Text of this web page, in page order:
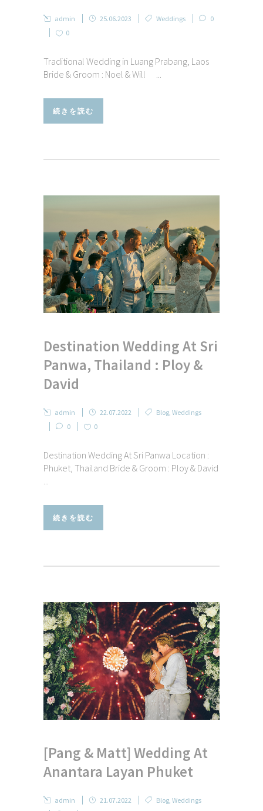
admin 25.06.2023 Weddings
0
0
Traditional Wedding in Luang Prabang, Laos
Bride & Groom : Noel & Will ...
続きを読む
Destination Wedding At Sri
Panwa, Thailand : Ploy &
David
admin 22.07.2022 Blog, Weddings
0
0
Destination Wedding At Sri Panwa Location :
Phuket, Thailand Bride & Groom : Ploy & David
...
続きを読む
[Pang & Matt] Wedding At
Anantara Layan Phuket
admin 21.07.2022 Blog, Weddings